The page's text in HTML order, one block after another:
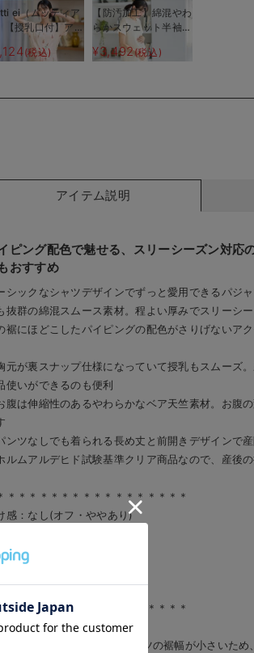
ei（ムッティア
【授乳口付】アイ
リーム柄半袖ネグ
ェ
(税込)
【防汚加工】綿混やわ
らかスウェット半袖テ
ィアードネグリジェ
マタニティ・産後【出
¥3,492(税込)
アイテム説明
ピング配色で魅せる、スリーシーズン対応
おすすめ
シックなシャツデザインでずっと愛用できるパジ
抜群の綿混スムース素材。程よい厚みでスリーシ
裾にほどこしたパイピングの配色がさりげないア
元が裏スナップ仕様になっていて授乳もスムーズ
使いができるのも便利
腹は伸縮性のあるやわらかなベア天竺素材。お腹
ンツなしでも着られる長め丈と前開きデザインで
ルムアルデヒド試験基準クリア商品なので、産後
＊＊＊＊＊＊＊＊＊＊＊＊＊＊＊＊＊
感：なし(オフ・ややあり)
性：あり
の厚さ：普通
＊＊＊＊＊＊＊＊＊＊＊＊＊＊＊＊＊
用画像・オフについて：パンツの裾幅が小さいた
認する